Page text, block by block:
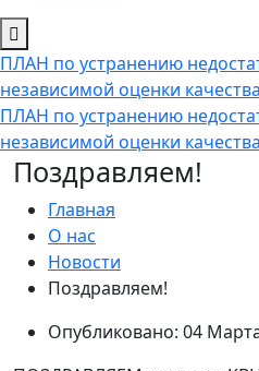
ПЛАН по устранению
независимой оценки
ПЛАН по устранению
независимой оценки
Поздравляем!
Главная
О нас
Новости
Поздравляем!
Опубликовано: 04